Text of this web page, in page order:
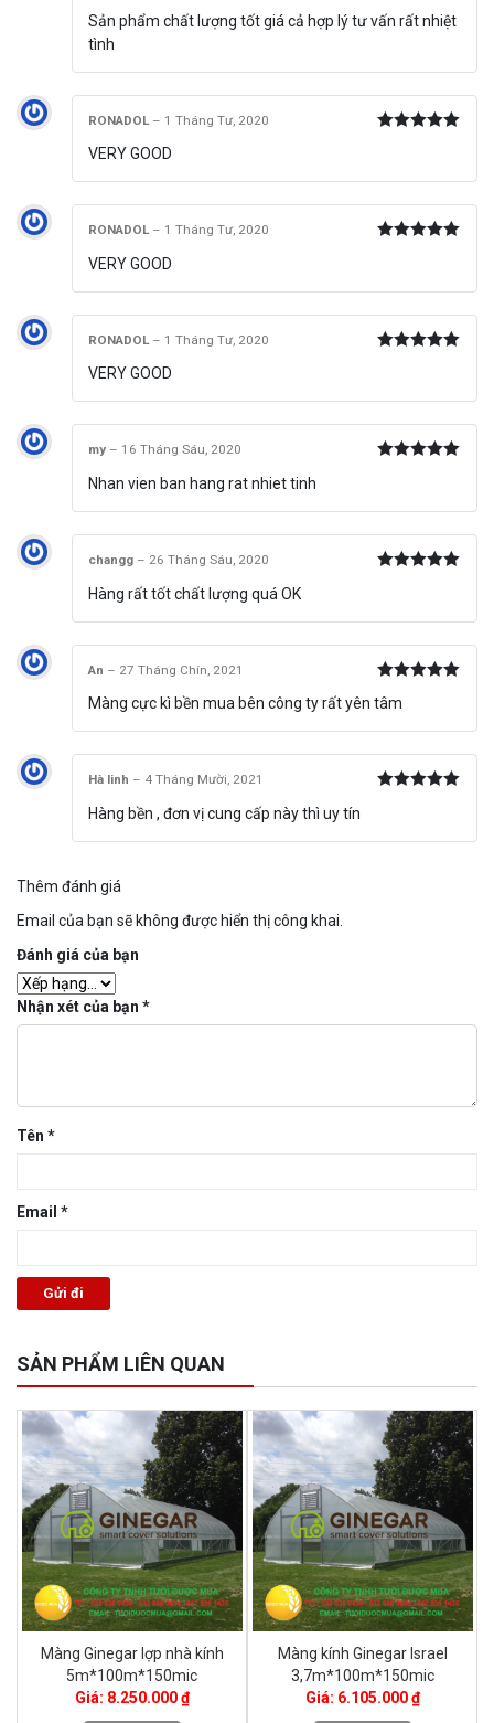
hạng5 5
Sản phẩm chất lượng tốt giá cả hợp lý tư vấn rất nhiệt
tình
RONADOL – 1 Tháng Tư, 2020
VERY GOOD
RONADOL – 1 Tháng Tư, 2020
VERY GOOD
RONADOL – 1 Tháng Tư, 2020
VERY GOOD
my – 16 Tháng Sáu, 2020
Nhan vien ban hang rat nhiet tinh
changg – 26 Tháng Sáu, 2020
Hàng rất tốt chất lượng quá OK
hạng
An – 27 Tháng Chín, 2021
Màng cực kì bền mua bên công ty rất yên tâm
Hà linh – 4 Tháng Mười, 2021
Hàng bền , đơn vị cung cấp này thì uy tín
Thêm đánh giá
Email của bạn sẽ không được hiển thị công khai.
Đánh giá của bạn
Nhận xét của bạn *
Tên *
Email *
SẢN PHẨM LIÊN QUAN
Ginegar Israel
₫
Băng keo dán màng nhà kính
Hàn Quốc 7cm
Giá: 250.000 ₫
Màng nhà kính